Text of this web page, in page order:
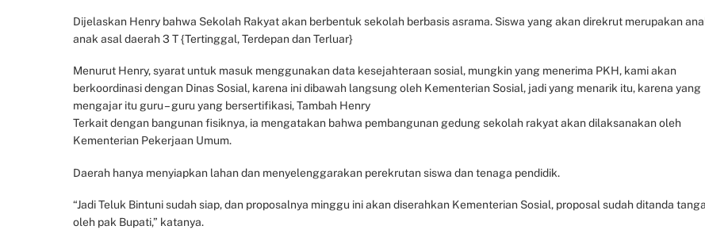
Dijelaskan Henry bahwa Sekolah Rakyat akan berbentuk sekolah berbasis asrama. Siswa yang akan direkrut merupakan
anak asal daerah 3 T {Tertinggal, Terdepan dan Terluar}
Menurut Henry, syarat untuk masuk menggunakan data kesejahteraan sosial, mungkin yang menerima PKH, kami akan
berkoordinasi dengan Dinas Sosial, karena ini dibawah langsung oleh Kementerian Sosial, jadi yang menarik itu, karena yang
mengajar itu guru – guru yang bersertifikasi, Tambah Henry
Terkait dengan bangunan fisiknya, ia mengatakan bahwa pembangunan gedung sekolah rakyat akan dilaksanakan oleh
Kementerian Pekerjaan Umum.
Daerah hanya menyiapkan lahan dan menyelenggarakan perekrutan siswa dan tenaga pendidik.
“Jadi Teluk Bintuni sudah siap, dan proposalnya minggu ini akan diserahkan Kementerian Sosial, proposal sudah ditanda
oleh pak Bupati,” katanya.